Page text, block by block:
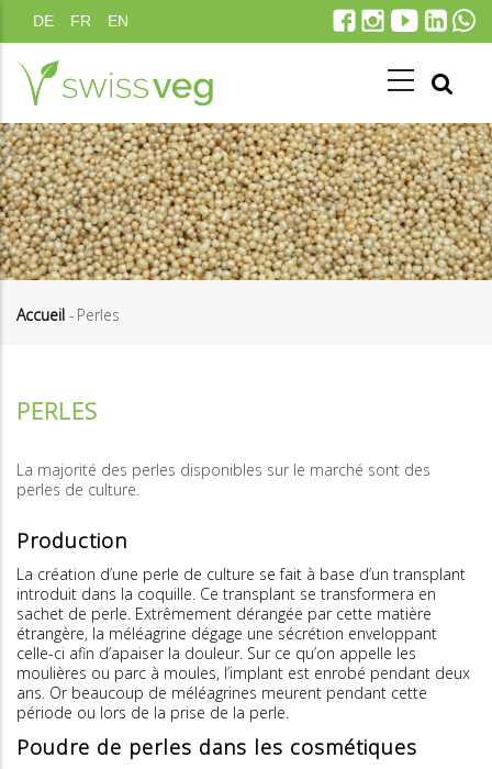
au
contenu
principal
DE FR EN
Accueil - Perles
PERLES
La majorité des perles disponibles sur le marché sont des
perles de culture.
Production
La création d’une perle de culture se fait à base d’un transplant
introduit dans la coquille. Ce transplant se transformera en
sachet de perle. Extrêmement dérangée par cette matière
étrangère, la méléagrine dégage une sécrétion enveloppant
celle-ci afin d’apaiser la douleur. Sur ce qu’on appelle les
moulières ou parc à moules, l’implant est enrobé pendant deux
ans. Or beaucoup de méléagrines meurent pendant cette
période ou lors de la prise de la perle.
Poudre de perles dans les cosmétiques